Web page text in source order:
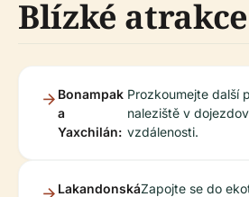
Blízké atrakce
Bonampak
a
Yaxchilán:
Prozkoumejte další
naleziště v
vzdálenosti.
LakandonskáZapojte se do